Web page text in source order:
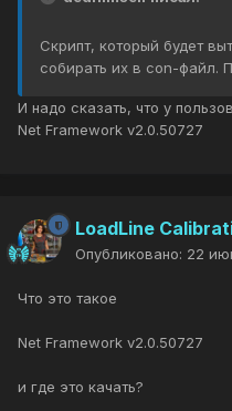
Скрипт, который будет
собирать их в con-файл.
И надо сказать, что у
Net Framework v2.0.50727
LoadLine
Опубликовано: 22
Что это такое
Net Framework v2.0.50727
и где это качать?